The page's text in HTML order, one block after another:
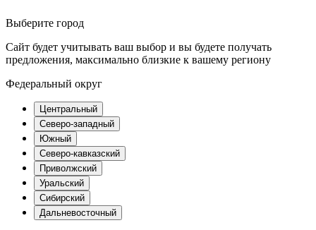
Выберите город
Сайт будет учитывать ваш выбор и вы будете получать
предложения, максимально близкие к вашему региону
Федеральный округ
Центральный
Северо-западный
Южный
Северо-кавказский
Приволжский
Уральский
Сибирский
Дальневосточный